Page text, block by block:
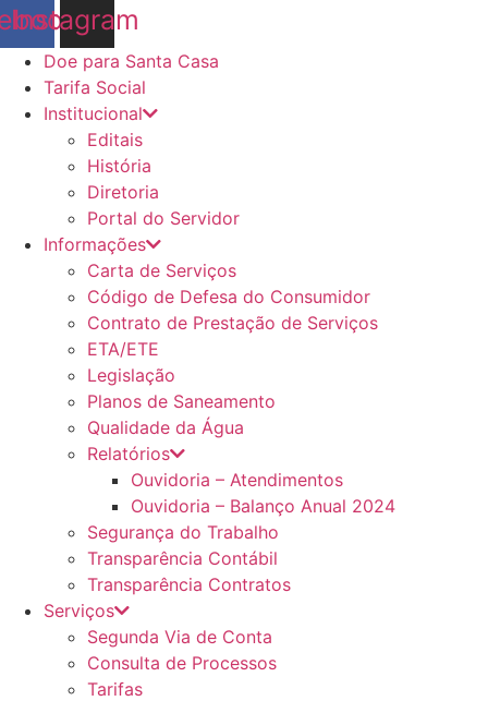
Instagram
Doe para Santa Casa
Tarifa Social
Institucional
Editais
História
Diretoria
Portal do Servidor
Informações
Carta de Serviços
Código de Defesa do Consumidor
Contrato de Prestação de Serviços
ETA/ETE
Legislação
Planos de Saneamento
Qualidade da Água
Relatórios
Ouvidoria – Atendimentos
Ouvidoria – Balanço Anual 2024
Segurança do Trabalho
Transparência Contábil
Transparência Contratos
Serviços
Segunda Via de Conta
Consulta de Processos
Tarifas